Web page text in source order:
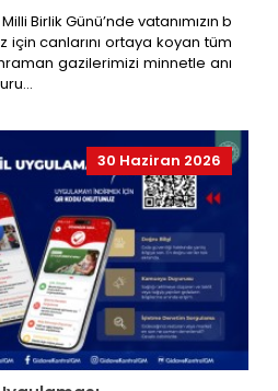
Birlik Günü’nde vatanımızın b
canlarını ortaya koyan tüm
gazilerimizi minnetle anı
30 Haziran 2026